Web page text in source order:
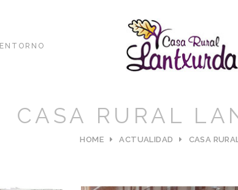
ENTORNO
CASA RURAL
HOME ACTUALIDAD CASA